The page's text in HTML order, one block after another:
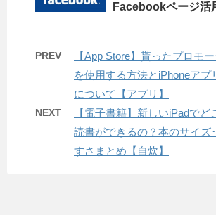
Facebookページ活
PREV
【App Store】貰ったプロモ
を使用する方法とiPhoneアプ
について【アプリ】
NEXT
【電子書籍】新しいiPadでど
読書ができるの？本のサイズ
すさまとめ【自炊】